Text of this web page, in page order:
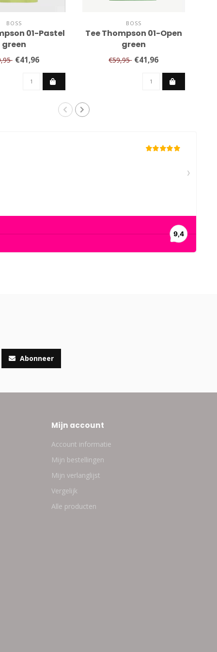
BOSS
01-Pastel
green
€41,96
BOSS
Tee Thompson 01-Open
green
€59,95 €41,96
Abonneer
Mijn account
Account informatie
Mijn bestellingen
Mijn verlanglijst
Vergelijk
Alle producten